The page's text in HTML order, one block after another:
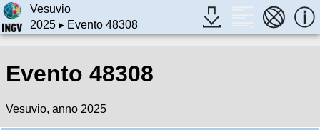
Vesuvio
2025▸ Evento 48308
Evento 48308
Vesuvio, anno 2025